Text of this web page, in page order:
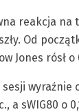
reakcja na
Od
Jones rósł o
wyraźnie
a sWIG80 o